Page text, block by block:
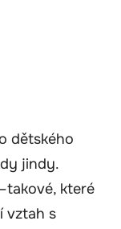
dětského
jindy.
které
vztah s